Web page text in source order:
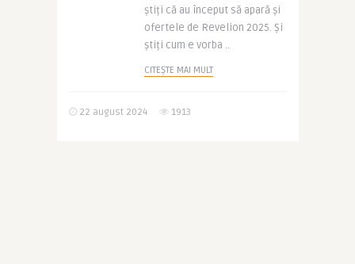
știți că au început să apară și
ofertele de Revelion 2025. Și
știți cum e vorba ..
CITEȘTE MAI MULT
22 august 2024 1913